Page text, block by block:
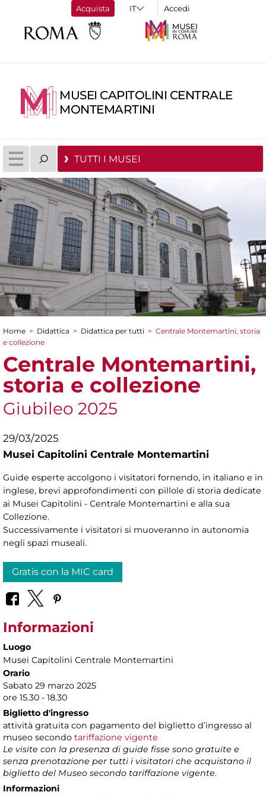
Acquista Accedi
MUSEI CAPITOLINI CENTRALE
MONTEMARTINI
TUTTI I MUSEI
Tu sei qui
Home > Didattica > Didattica per tutti > Centrale Montemartini, storia
e collezione
Centrale Montemartini,
storia e collezione
Giubileo 2025
29/03/2025
Musei Capitolini Centrale Montemartini
Guide esperte accolgono i visitatori fornendo, in italiano e in
inglese, brevi approfondimenti con pillole di storia dedicate
ai Musei Capitolini - Centrale Montemartini e alla sua
Collezione.
Successivamente i visitatori si muoveranno in autonomia
negli spazi museali.
Gratis con la MIC card
Informazioni
Luogo
Musei Capitolini Centrale Montemartini
Orario
Sabato 29 marzo 2025
ore 15.30 - 18.30
Biglietto d'ingresso
attività gratuita con pagamento del biglietto d’ingresso al
museo secondo tariffazione vigente
Le visite con la presenza di guide fisse sono gratuite e
senza prenotazione per tutti i visitatori che acquistano il
biglietto del Museo secondo tariffazione vigente.
Informazioni